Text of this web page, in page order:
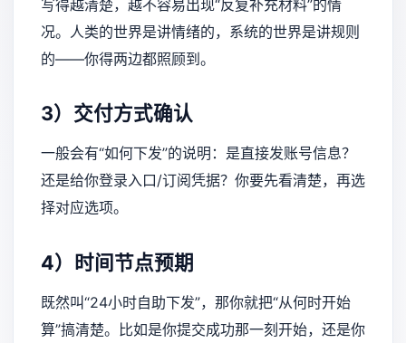
写得越清楚，越不容易出现“反复补充材料”的情
况。人类的世界是讲情绪的，系统的世界是讲规则
的——你得两边都照顾到。
3）交付方式确认
一般会有“如何下发”的说明：是直接发账号信息？
还是给你登录入口/订阅凭据？你要先看清楚，再选
择对应选项。
4）时间节点预期
既然叫“24小时自助下发”，那你就把“从何时开始
算”搞清楚。比如是你提交成功那一刻开始，还是你